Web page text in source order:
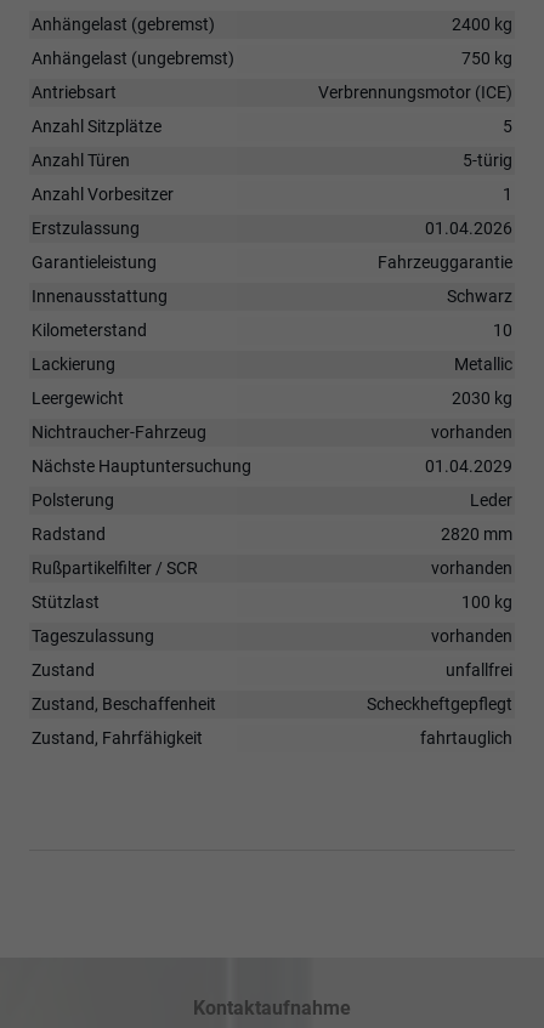
Anhängelast (gebremst)
2400 kg
Anhängelast (ungebremst)
750 kg
Antriebsart
Verbrennungsmotor (ICE)
Anzahl Sitzplätze
5
Anzahl Türen
5-türig
Anzahl Vorbesitzer
1
Erstzulassung
01.04.2026
Garantieleistung
Fahrzeuggarantie
Innenausstattung
Schwarz
Kilometerstand
10
Lackierung
Metallic
Leergewicht
2030 kg
Nichtraucher-Fahrzeug
vorhanden
Nächste Hauptuntersuchung
01.04.2029
Polsterung
Leder
Radstand
2820 mm
Rußpartikelfilter / SCR
vorhanden
Stützlast
100 kg
Tageszulassung
vorhanden
Zustand
unfallfrei
Zustand, Beschaffenheit
Scheckheftgepflegt
Zustand, Fahrfähigkeit
fahrtauglich
Kontaktaufnahme